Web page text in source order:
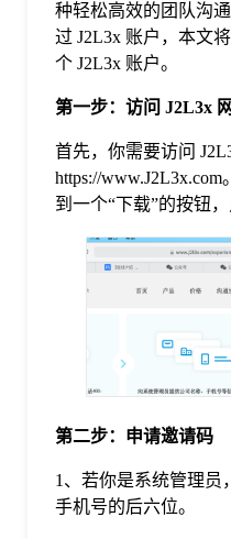
价
种轻松高效的团队沟
过 J2L3x 账户，本文
个 J2L3x 账户。
第一步：访问 J2L3x
首先，你需要访问
https://
到一个“下载”的按钮
第二步：申请邀请码
1、若你是系统管理员
手机号的后六位。